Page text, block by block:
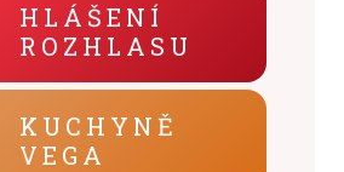
HLÁŠENÍ
ROZHLASU
KUCHYNĚ
VEGA